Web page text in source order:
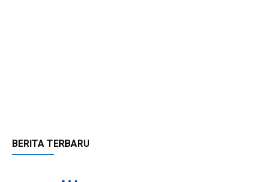
BERITA TERBARU